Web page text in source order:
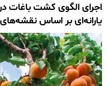
اجرای الگوی کشت باغات
یارانه‌ای بر اساس